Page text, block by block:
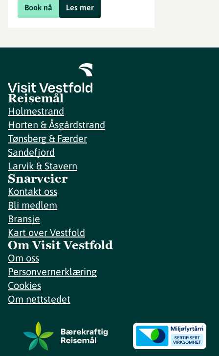
Book nå
Les mer
Reisemål
Holmestrand
Horten & Åsgårdstrand
Tønsberg & Færder
Sandefjord
Larvik & Stavern
Snarveier
Kontakt oss
Bli medlem
Bransje
Kart over Vestfold
Om Visit Vestfold
Om oss
Personvernerklæring
Cookies
Om nettstedet